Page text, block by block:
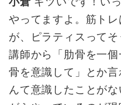
やってますよ。筋ト
が、ピラティスって
講師から「肋骨を一
骨を意識して」とか
んて意識したことが